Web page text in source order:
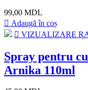
99,00 MDL
Adaugă în coș
VIZUALIZARE
Spray pentru
Arnika 110ml